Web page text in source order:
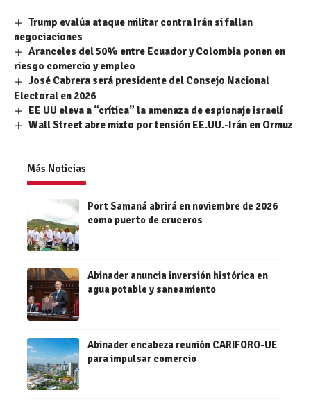
Trump evalúa ataque militar contra Irán si fallan
negociaciones
Aranceles del 50% entre Ecuador y Colombia ponen en
riesgo comercio y empleo
José Cabrera será presidente del Consejo Nacional
Electoral en 2026
EE UU eleva a “crítica” la amenaza de espionaje israelí
Wall Street abre mixto por tensión EE.UU.-Irán en Ormuz
Más Noticias
Port Samaná abrirá en noviembre de 2026
como puerto de cruceros
Abinader anuncia inversión histórica en
agua potable y saneamiento
Abinader encabeza reunión CARIFORO-UE
para impulsar comercio